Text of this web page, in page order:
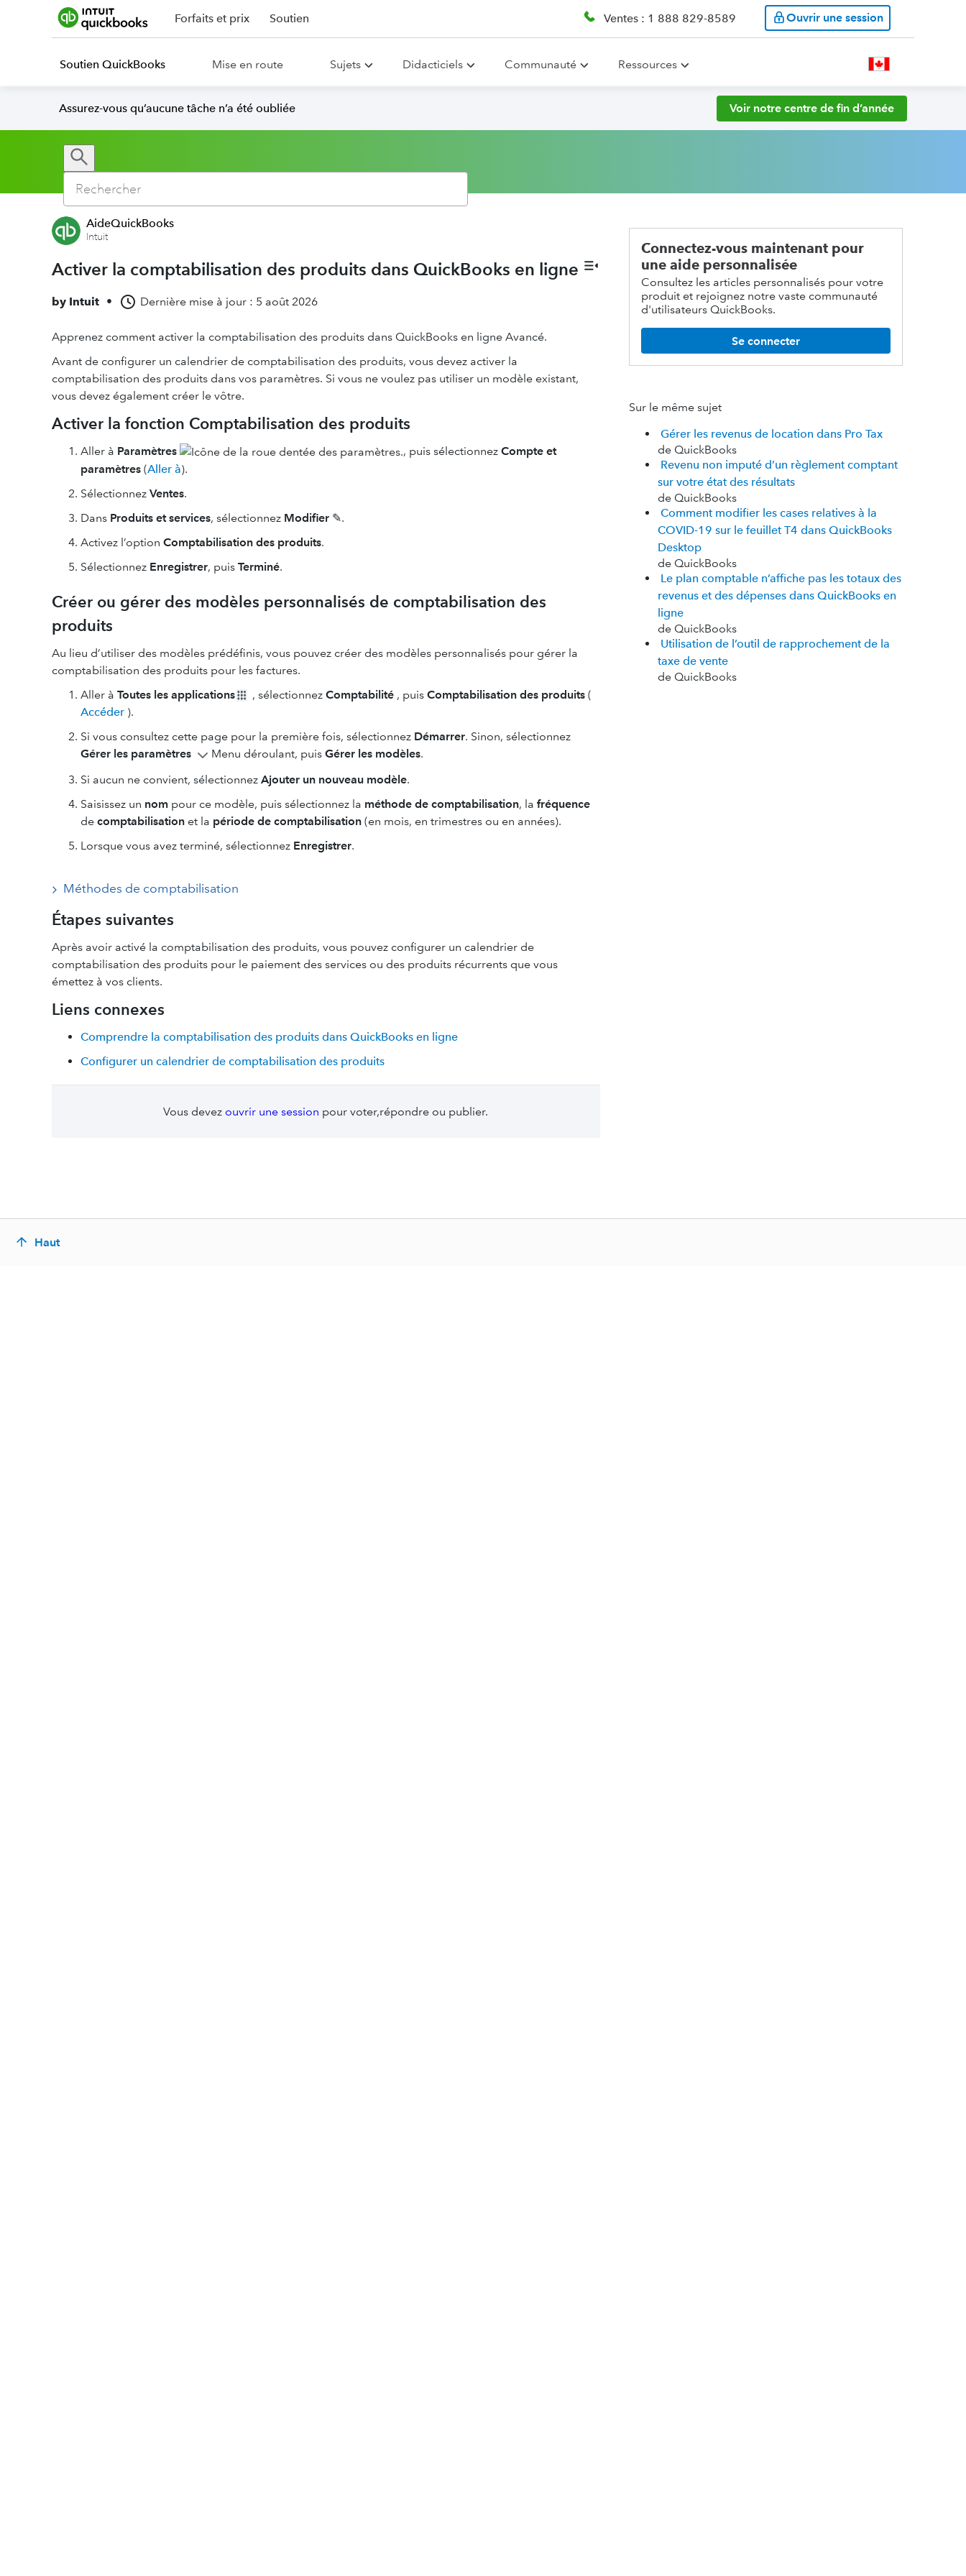
Forfaits et prix Soutien Ventes : 1 888 829-8589 Ouvrir une session
Soutien QuickBooks Mise en route Sujets Didacticiels Communauté Ressources
Assurez-vous qu’aucune tâche n’a été oubliée Voir notre centre de fin d’année
AideQuickBooks
Intuit
Activer la comptabilisation des produits dans QuickBooks en ligne
by Intuit • Dernière mise à jour : 5 août 2026
Apprenez comment activer la comptabilisation des produits dans QuickBooks en ligne Avancé.
Avant de configurer un calendrier de comptabilisation des produits, vous devez activer la
comptabilisation des produits dans vos paramètres. Si vous ne voulez pas utiliser un modèle existant,
vous devez également créer le vôtre.
Activer la fonction Comptabilisation des produits
Aller à Paramètres , puis sélectionnez Compte et
paramètres (Aller à).
Sélectionnez Ventes.
Dans Produits et services, sélectionnez Modifier ✎.
Activez l’option Comptabilisation des produits.
Sélectionnez Enregistrer, puis Terminé.
Créer ou gérer des modèles personnalisés de comptabilisation des
produits
Au lieu d’utiliser des modèles prédéfinis, vous pouvez créer des modèles personnalisés pour gérer la
comptabilisation des produits pour les factures.
Aller à Toutes les applications , sélectionnez Comptabilité , puis Comptabilisation des produits (
Accéder ).
Si vous consultez cette page pour la première fois, sélectionnez Démarrer. Sinon, sélectionnez
Gérer les paramètres
Menu déroulant, puis Gérer les modèles.
Si aucun ne convient, sélectionnez Ajouter un nouveau modèle.
Saisissez un nom pour ce modèle, puis sélectionnez la méthode de comptabilisation, la fréquence
de comptabilisation et la période de comptabilisation (en mois, en trimestres ou en années).
Lorsque vous avez terminé, sélectionnez Enregistrer.
Méthodes de comptabilisation
Étapes suivantes
Après avoir activé la comptabilisation des produits, vous pouvez configurer un calendrier de
comptabilisation des produits pour le paiement des services ou des produits récurrents que vous
émettez à vos clients.
Liens connexes
Comprendre la comptabilisation des produits dans QuickBooks en ligne
Configurer un calendrier de comptabilisation des produits
Vous devez ouvrir une session pour voter,répondre ou publier.
Connectez-vous maintenant pour
une aide personnalisée
Consultez les articles personnalisés pour votre
produit et rejoignez notre vaste communauté
d'utilisateurs QuickBooks.
Se connecter
Sur le même sujet
Gérer les revenus de location dans Pro Tax
de QuickBooks
Revenu non imputé d’un règlement comptant
sur votre état des résultats
de QuickBooks
Comment modifier les cases relatives à la
COVID-19 sur le feuillet T4 dans QuickBooks
Desktop
de QuickBooks
Le plan comptable n’affiche pas les totaux des
revenus et des dépenses dans QuickBooks en
ligne
de QuickBooks
Utilisation de l’outil de rapprochement de la
taxe de vente
de QuickBooks
Haut